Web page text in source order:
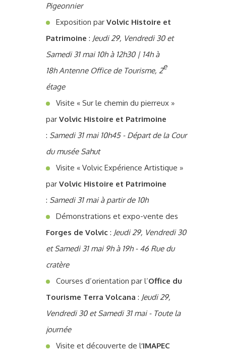
Pigeonnier
Exposition parVolvic Histoire et
Patrimoine : Jeudi 29, Vendredi 30 et
Samedi 31 mai 10h à 12h30 | 14h à
18h Antenne Office de Tourisme, 2e
étage
Visite « Sur le chemin du pierreux »
parVolvic Histoire et Patrimoine
: Samedi 31 mai 10h45 - Départ de la Cour
du musée Sahut
Visite « Volvic Expérience Artistique »
parVolvic Histoire et Patrimoine
: Samedi 31 mai à partir de 10h
Démonstrations et expo-vente des
Forges de Volvic : Jeudi 29, Vendredi 30
et Samedi 31 mai 9h à 19h - 46 Rue du
cratère
Courses d’orientation par l’Office du
Tourisme Terra Volcana: Jeudi 29,
Vendredi 30 et Samedi 31 mai - Toute la
journée
Visite et découverte de l’IMAPEC